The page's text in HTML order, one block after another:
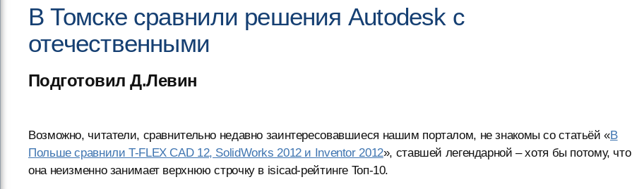
В Томске сравнили решения Autodesk с
отечественными
Подготовил Д.Левин
Возможно, читатели, сравнительно недавно заинтересовавшиеся нашим порталом, не знакомы со статьёй «В
Польше сравнили T-FLEX CAD 12, SolidWorks 2012 и Inventor 2012», ставшей легендарной – хотя бы потому, что
она неизменно занимает верхнюю строчку в isicad-рейтинге Toп-10.